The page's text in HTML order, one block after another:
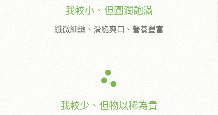
我較小、但圓潤飽滿
纖微細緻、滑脆爽口、營養豐富
scatter_plot
我較少、但物以稀為貴